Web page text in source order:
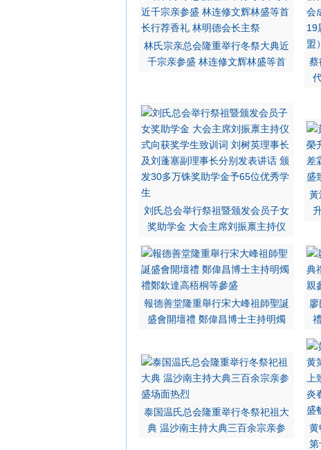
林氏宗亲总会隆重举行冬祭大典近
千宗亲参盛 林连修文辉林盛等首
蔡
刘氏总会举行祭祖暨颁发会员子女
奖助学金 大会主席刘振禀主持仪
黃
報德善堂隆重舉行宋大峰祖師聖誕
盛會開壇禮 鄭偉昌博士主持明燭
泰国温氏总会隆重举行冬祭祀祖大
典 温沙南主持大典三百余宗亲参
黄
第